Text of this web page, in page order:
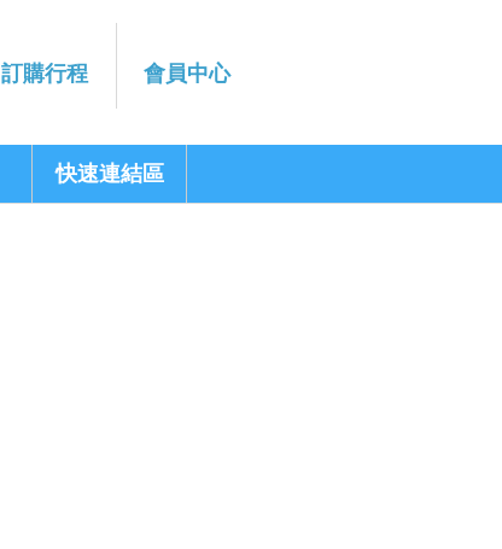
訂購行程 會員中心
快速連結區